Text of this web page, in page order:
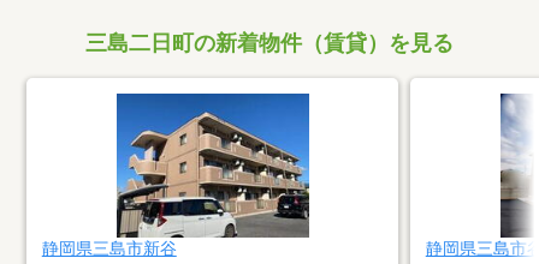
三島二日町の新着物件（賃貸）を見る
静岡県三島市新谷 静岡県三島市